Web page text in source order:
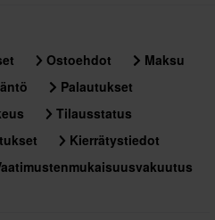
325 x 425 x 275 mm
Ostoehdot
Maksu
Palautukset
Tilausstatus
Kierrätystiedot